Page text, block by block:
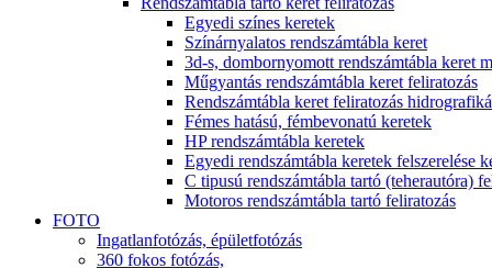
Egyedi színes keretek
Színárnyalatos rendszámtábla keret
3d-s, dombornyomott rendszámtábla keret
Műgyantás rendszámtábla keret feliratozás
Rendszámtábla keret feliratozás
Fémes hatású, fémbevonatú keretek
HP rendszámtábla keretek
Egyedi rendszámtábla keretek felszerelése
C tipusú rendszámtábla tartó (teherautóra)
Motoros rendszámtábla tartó feliratozás
FOTO
Ingatlanfotózás, épületfotózás
360 fokos fotózás,